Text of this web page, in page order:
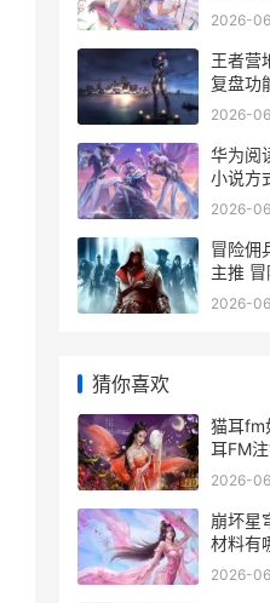
红色 沙
2026-
王者营
复盘功
回信息
2026-
华为阅
小说方
2026-
冒险佣
主推
组合策
2026-
猜你喜欢
猫耳fm
耳FM
fm注销
2026-
崩坏星
材料有
大丽花
2026-